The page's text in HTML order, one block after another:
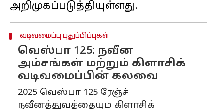
வடிவமைப்பு புதுப்பிப்புகள்
வெஸ்பா 125: நவீன
அம்சங்கள் மற்றும் கிளாசிக்
வடிவமைப்பின் கலவை
2025 வெஸ்பா 125 ரேஞ்ச்
நவீனத்துவத்தையும் கிளாசிக்